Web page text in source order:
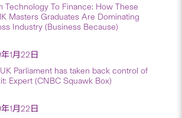
Technology To Finance: How These
Masters Graduates Are Dominating
Industry (Business Because)
1月22日
Parliament has taken back control of
Expert (CNBC Squawk Box)
1月22日